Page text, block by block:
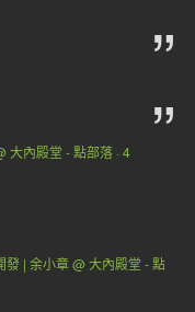
大內殿堂 - 點部落· 4
| 余小章 @ 大內殿堂 - 點